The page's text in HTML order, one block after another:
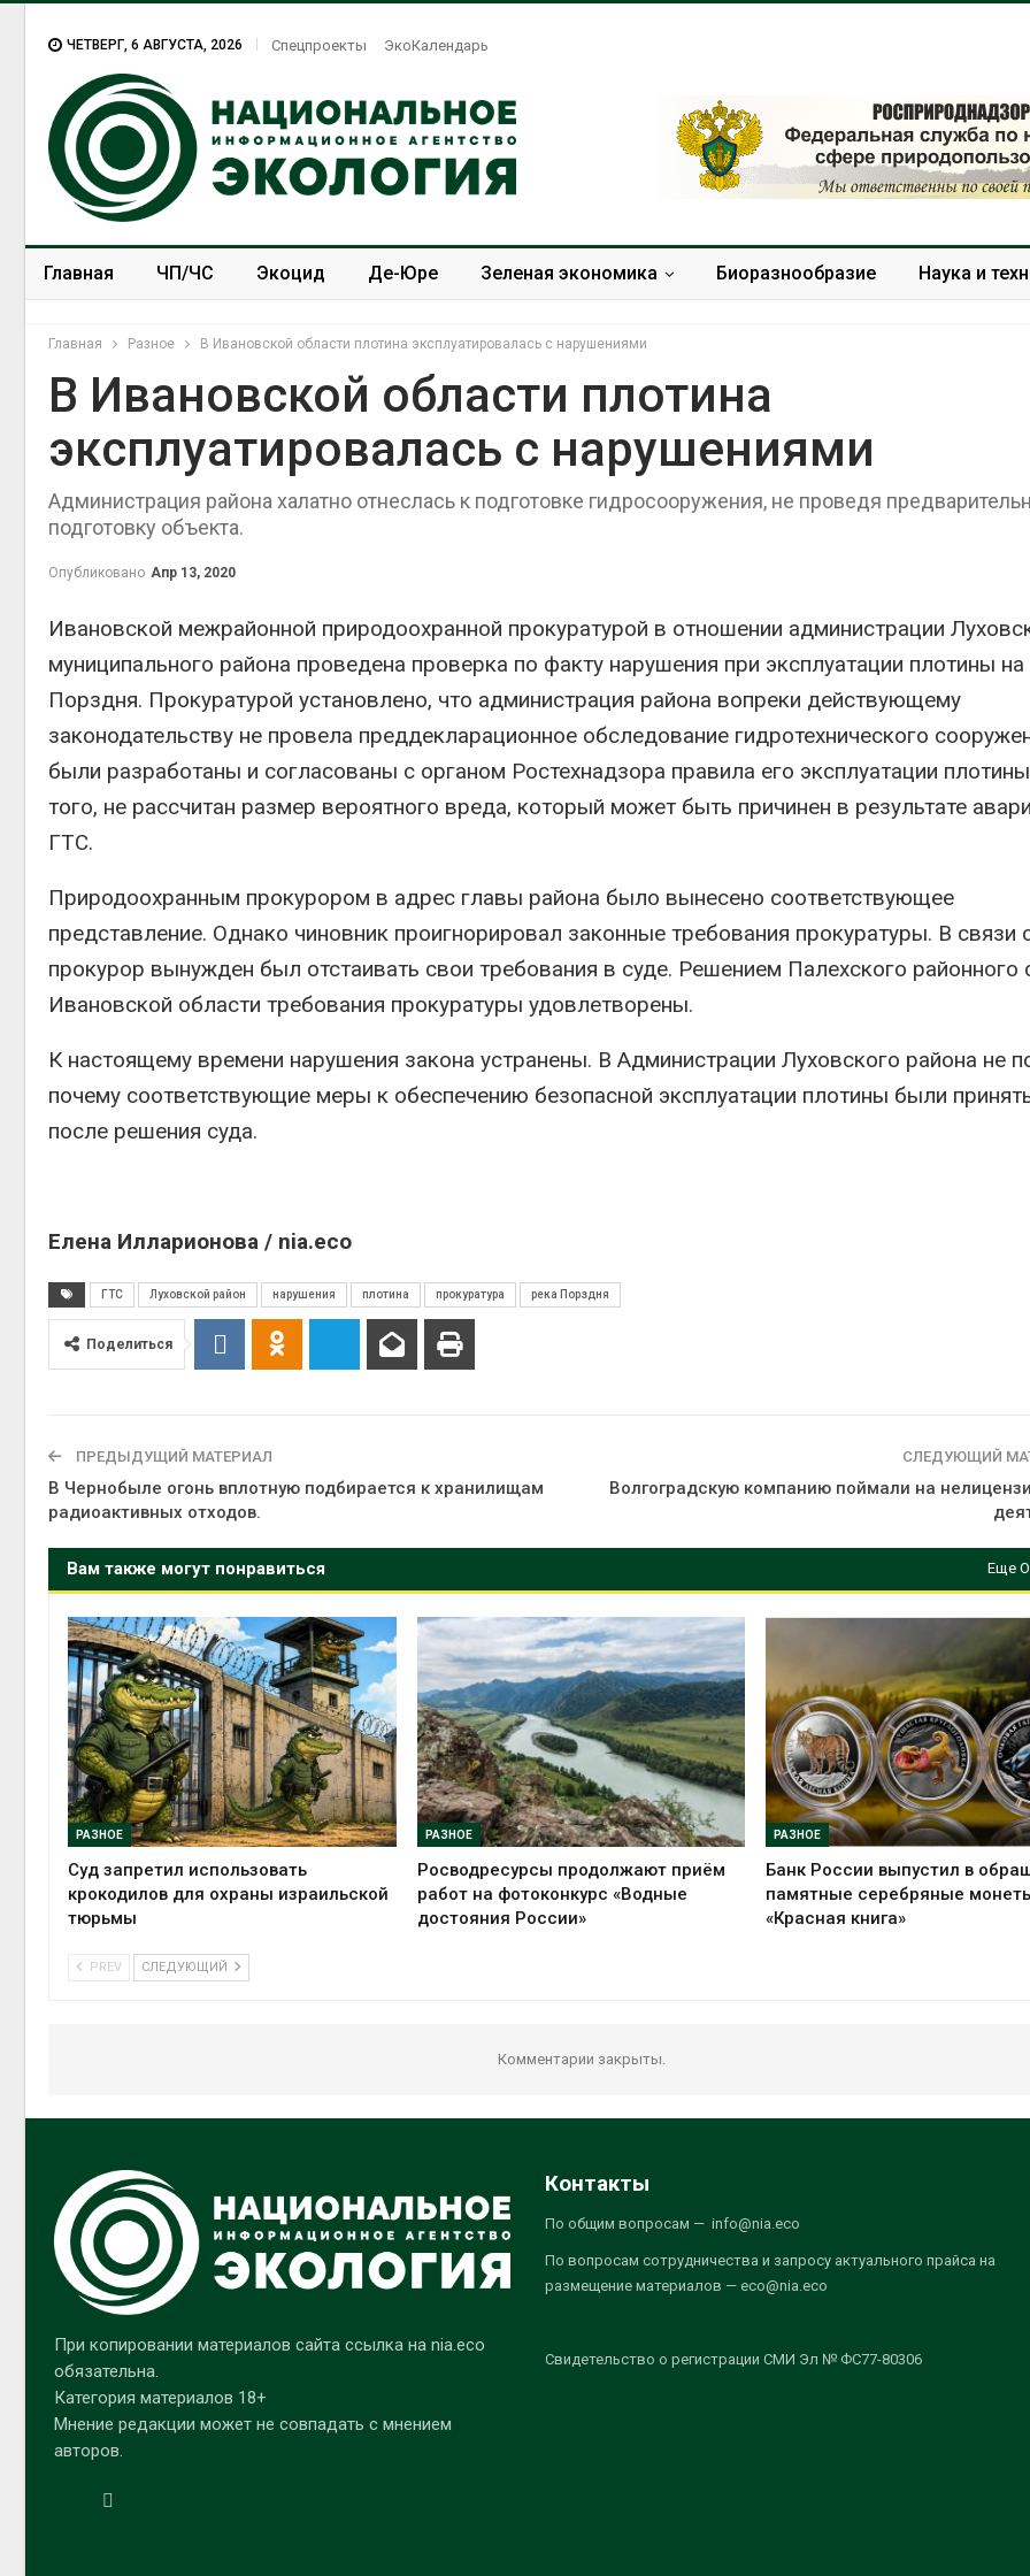
ЧЕТВЕРГ, 6 АВГУСТА, 2026 Спецпроекты ЭкоКалендарь
Главная ЧП/ЧС Экоцид Де-Юре Зеленая экономика Биоразнообразие Наука и
Главная Разное В Ивановской области плотина эксплуатировалась с нарушениями
В Ивановской области плотина
эксплуатировалась с нарушениями
Администрация района халатно отнеслась к подготовке гидросооружения, не проведя
подготовку объекта.
Опубликовано Апр 13, 2020
Ивановской межрайонной природоохранной прокуратурой в отношении администрации
муниципального района проведена проверка по факту нарушения при эксплуатации плотины на
Порздня. Прокуратурой установлено, что администрация района вопреки действующему
законодательству не провела преддекларационное обследование гидротехнического
были разработаны и согласованы с органом Ростехнадзора правила его эксплуатации
того, не рассчитан размер вероятного вреда, который может быть причинен в результате
ГТС.
Природоохранным прокурором в адрес главы района было вынесено соответствующее
представление. Однако чиновник проигнорировал законные требования прокуратуры. В связи
прокурор вынужден был отстаивать свои требования в суде. Решением Палехского районного
Ивановской области требования прокуратуры удовлетворены.
К настоящему времени нарушения закона устранены. В Администрации Луховского района не
почему соответствующие меры к обеспечению безопасной эксплуатации плотины были
после решения суда.
Елена Илларионова / nia.eco
ГТС Луховской район нарушения плотина прокуратура река Порздня
Поделиться
ПРЕДЫДУЩИЙ МАТЕРИАЛ
В Чернобыле огонь вплотную подбирается к хранилищам
радиоактивных отходов.
СЛЕДУЮЩИЙ
Волгоградскую компанию поймали на
Вам также могут понравиться Еще
РАЗНОЕ
Суд запретил использовать
крокодилов для охраны израильской
тюрьмы
РАЗНОЕ
Росводресурсы продолжают приём
работ на фотоконкурс «Водные
достояния России»
РАЗНОЕ
Банк России выпустил в
памятные серебряные
«Красная книга»
PREV СЛЕДУЮЩИЙ
Комментарии закрыты.
Суд взыскал с
золотодобывающей
рублей за ущерб недрам
животных
глубоководных
гидротермальных источников
В Пермском крае
осудили фигурантов дела
о хищении средств на
утилизации строительных
отходов
В Мурманске начали
испытывать подземную
систему сбора отходов
В Татарстане
продолжают
перемещения
Авг 5, 2026
может
паводка
В
на складе
по
бизнеса
Авг 6, 2026
При копировании материалов сайта ссылка на nia.eco
обязательна.
Категория материалов 18+
Мнение редакции может не совпадать с мнением
авторов.
Контакты
По общим вопросам — info@nia.eco
По вопросам сотрудничества и запросу актуального прайса на
размещение материалов — eco@nia.eco
Свидетельство о регистрации СМИ Эл № ФС77-80306